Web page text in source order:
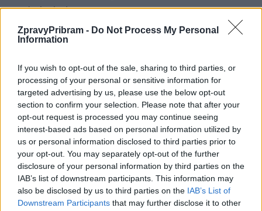
ZpravyPribram - Do Not Process My Personal
Information
If you wish to opt-out of the sale, sharing to third parties, or
processing of your personal or sensitive information for
targeted advertising by us, please use the below opt-out
section to confirm your selection. Please note that after your
opt-out request is processed you may continue seeing
interest-based ads based on personal information utilized by
us or personal information disclosed to third parties prior to
your opt-out. You may separately opt-out of the further
disclosure of your personal information by third parties on the
IAB’s list of downstream participants. This information may
also be disclosed by us to third parties on the IAB’s List of
Downstream Participants that may further disclose it to other
rutinní práce!
Tip bonus
Všechno už znáte a používáte – zkuste to úplně
jinak, hackněte to přes to co máme zakodováné v DNA přes
cirkadiální kód! Třeba jakoAndrew Huberman– tohle pomohlo
mě.
Tak jdeme na to, zvládnete to!
Václav Keberdle